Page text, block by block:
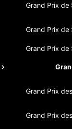
Grand Prix de
Grand Prix de
Grand Prix de
Grand Prix
Grand Prix